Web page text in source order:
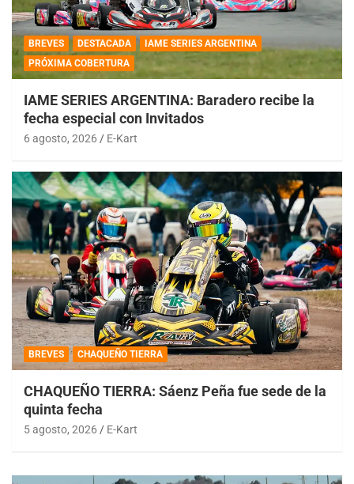
BREVES DESTACADA
IAME SERIES ARGENTINA
PRÓXIMA COBERTURA
IAME SERIES ARGENTINA: Baradero recibe la
fecha especial con Invitados
6 agosto, 2026 E-Kart
BREVES CHAQUEÑO TIERRA
CHAQUEÑO TIERRA: Sáenz Peña fue sede de la
quinta fecha
5 agosto, 2026 E-Kart